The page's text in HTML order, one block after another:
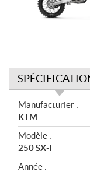
S
p
é
c
i
f
Manufacturier :
KTM
Modèle :
250 SX-F
Année :